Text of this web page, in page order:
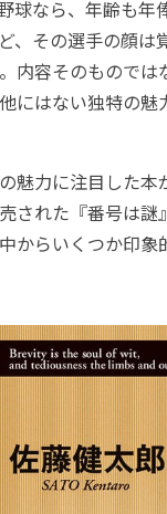
球なら、年齢も年
、その選手の顔は
内容そのものでは
にはない独特の魅
魅力に注目した本
された『番号は謎
からいくつか印象